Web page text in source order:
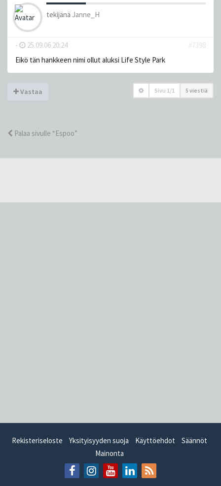
tekijänä Janne_H
- 25.09.06 20:24
#7398
Eikö tän hankkeen nimi ollut aluksi Life Style Park
Vastaa Sivu 1 /1 5 viestiä
Palaa sivulle “Espoo”
Rekisteriseloste Yksityisyyden suoja Käyttöehdot
Säännöt
Mainonta